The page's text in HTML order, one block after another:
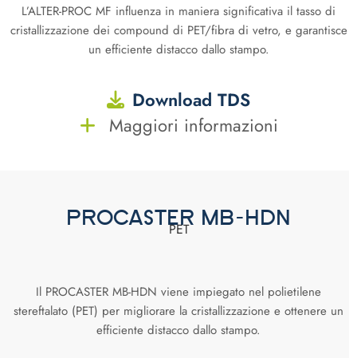
L’ALTER-PROC MF influenza in maniera significativa il tasso di
cristallizzazione dei compound di PET/fibra di vetro, e garantisce
un efficiente distacco dallo stampo.
Download TDS
Maggiori informazioni
PROCASTER MB-HDN
PET
Il PROCASTER MB-HDN viene impiegato nel polietilene
stereftalato (PET) per migliorare la cristallizzazione e ottenere un
efficiente distacco dallo stampo.